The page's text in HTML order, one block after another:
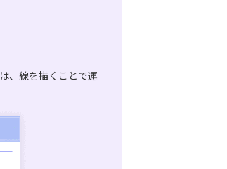
、線を描くことで運